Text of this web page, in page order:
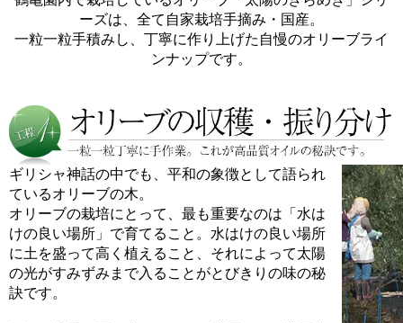
ーズは、全て自家栽培手摘み・国産。
一粒一粒手積みし、丁寧に作り上げた自慢のオリーブライ
ンナップです。
ギリシャ神話の中でも、平和の象徴として語られ
ているオリーブの木。
オリーブの栽培にとって、最も重要なのは「水は
けの良い場所」で育てること。水はけの良い場所
に土を盛って高く植えること、それによって太陽
の光がすみずみまで入ることがとびきりの味の秘
訣です。